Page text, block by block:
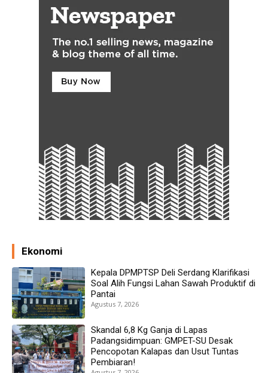
Ekonomi
Kepala DPMPTSP Deli Serdang Klarifikasi
Soal Alih Fungsi Lahan Sawah Produktif di
Pantai
Agustus 7, 2026
Skandal 6,8 Kg Ganja di Lapas
Padangsidimpuan: GMPET-SU Desak
Pencopotan Kalapas dan Usut Tuntas
Pembiaran!